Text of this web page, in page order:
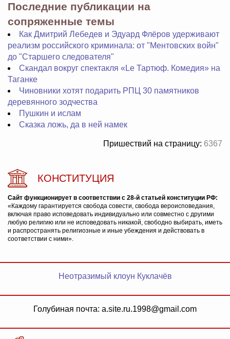
Последние публикации на
сопряженные темы
Как Дмитрий Лебедев и Эдуард Флёров удерживают
реализм российского криминала: от "Ментовских войн"
до "Старшего следователя"
Скандал вокруг спектакля «Le Тартюф. Комедия» на
Таганке
Чиновники хотят подарить РПЦ 30 памятников
деревянного зодчества
Пушкин и ислам
Сказка ложь, да в ней намек
Пришествий на страницу: 6367
КОНСТИТУЦИЯ
Сайт функционирует в соответствии с 28-й статьей конституции РФ:
«Каждому гарантируется свобода совести, свобода вероисповедания,
включая право исповедовать индивидуально или совместно с другими
любую религию или не исповедовать никакой, свободно выбирать, иметь
и распространять религиозные и иные убеждения и действовать в
соответствии с ними».
Неотразимый клоун Куклачёв
Голубиная почта: a.site.ru.1998@gmail.com